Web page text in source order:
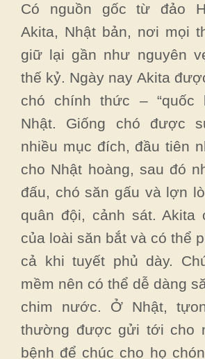
Có nguồn gốc từ đảo
Akita, Nhật bản, nơi mọi
giữ lại gần như nguyên
thế kỷ. Ngày nay Akita
chó chính thức – “quốc
Nhật. Giống chó được
nhiều mục đích, đầu tiên
cho Nhật hoàng, sau đó
đấu, chó săn gấu và lợn
quân đội, cảnh sát. Akita
của loài săn bắt và có thể
cả khi tuyết phủ dày.
mềm nên có thể dễ dàng
chim nước. Ở Nhật,
thường được gửi tới cho
bệnh để chúc cho họ